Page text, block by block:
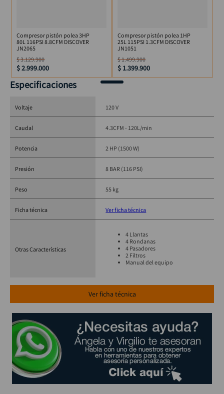
Peso: 65 kg
Incluye:
Producto original
Garantía de 1 año por defectos de fábrica
Compresor pistón polea 3HP
80L 116PSI 8.8CFM DISCOVER
JN2065
$3.129.900
$2.999.000
Compresor pistón polea 1HP
25L 115PSI 1.3CFM DISCOVER
JN1051
$1.499.900
$ 1.399.900
Ver ficha técnica
Especificaciones
Voltaje 120 V
Caudal 4.3CFM - 120L/min
Potencia 2 HP (1500 W)
Presión 8 BAR (116 PSI)
Peso 55 kg
Ficha técnica Ver ficha técnica
Otras Características
4 Llantas
4 Rondanas
4 Pasadores
2 Filtros
Manual del equipo